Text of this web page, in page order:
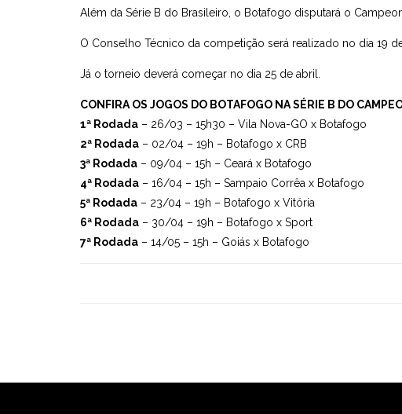
Além da Série B do Brasileiro, o Botafogo disputará o
O Conselho Técnico da competição será realizado no dia 19
Já o torneio deverá começar no dia 25 de abril.
CONFIRA OS JOGOS DO BOTAFOGO NA SÉRIE B DO
1ª Rodada – 26/03 – 15h30 – Vila Nova-GO x Botafogo
2ª Rodada – 02/04 – 19h – Botafogo x CRB
3ª Rodada – 09/04 – 15h – Ceará x Botafogo
4ª Rodada – 16/04 – 15h – Sampaio Corrêa x Botafogo
5ª Rodada – 23/04 – 19h – Botafogo x Vitória
6ª Rodada – 30/04 – 19h – Botafogo x Sport
7ª Rodada – 14/05 – 15h – Goiás x Botafogo